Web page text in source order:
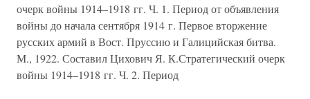
очерк войны 1914–1918 гг. Ч. 1. Период от объявления
войны до начала сентября 1914 г. Первое вторжение
русских армий в Вост. Пруссию и Галицийская битва.
М., 1922. Составил Цихович Я. К.Стратегический очерк
войны 1914–1918 гг. Ч. 2. Период